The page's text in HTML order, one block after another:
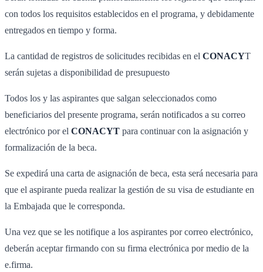
con todos los requisitos establecidos en el programa, y debidamente
entregados en tiempo y forma.
La cantidad de registros de solicitudes recibidas en el CONACYT
serán sujetas a disponibilidad de presupuesto
Todos los y las aspirantes que salgan seleccionados como
beneficiarios del presente programa, serán notificados a su correo
electrónico por el CONACYT para continuar con la asignación y
formalización de la beca.
Se expedirá una carta de asignación de beca, esta será necesaria para
que el aspirante pueda realizar la gestión de su visa de estudiante en
la Embajada que le corresponda.
Una vez que se les notifique a los aspirantes por correo electrónico,
deberán aceptar firmando con su firma electrónica por medio de la
e.firma.